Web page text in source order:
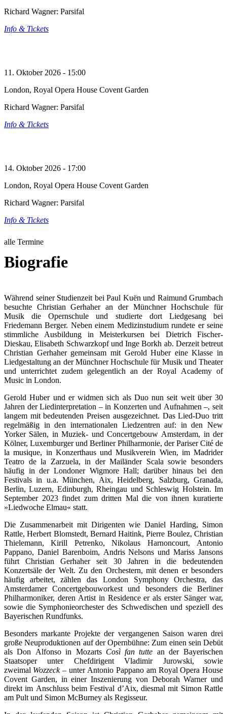
Richard Wagner: Parsifal
Info & Tickets
11. Oktober 2026 - 15:00
London, Royal Opera House Covent Garden
Richard Wagner: Parsifal
Info & Tickets
14. Oktober 2026 - 17:00
London, Royal Opera House Covent Garden
Richard Wagner: Parsifal
Info & Tickets
alle Termine
Biografie
Während seiner Studienzeit bei Paul Kuën und Raimund Grumbach
besuchte Christian Gerhaher an der Münchner Hochschule für
Musik die Opernschule und studierte dort Liedgesang bei
Friedemann Berger. Neben einem Medizinstudium rundete er seine
stimmliche Ausbildung in Meisterkursen bei Dietrich Fischer-
Dieskau, Elisabeth Schwarzkopf und Inge Borkh ab. Derzeit betreut
Christian Gerhaher gemeinsam mit Gerold Huber eine Klasse in
Liedgestaltung an der Münchner Hochschule für Musik und Theater
und unterrichtet zudem gelegentlich an der Royal Academy of
Music in London.
Gerold Huber und er widmen sich als Duo nun seit weit über 30
Jahren der Liedinterpretation – in Konzerten und Aufnahmen –, seit
langem mit bedeutenden Preisen ausgezeichnet. Das Lied-Duo tritt
regelmäßig in den internationalen Liedzentren auf: in den New
Yorker Sälen, in Muziek- und Concertgebouw Amsterdam, in der
Kölner, Luxemburger und Berliner Philharmonie, der Pariser Cité de
la musique, in Konzerthaus und Musikverein Wien, im Madrider
Teatro de la Zarzuela, in der Mailänder Scala sowie besonders
häufig in der Londoner Wigmore Hall; darüber hinaus bei den
Festivals in u.a. München, Aix, Heidelberg, Salzburg, Granada,
Berlin, Luzern, Edinburgh, Rheingau und Schleswig Holstein. Im
September 2023 findet zum dritten Mal die von ihnen kuratierte
»Liedwoche Elmau« statt.
Die Zusammenarbeit mit Dirigenten wie Daniel Harding, Simon
Rattle, Herbert Blomstedt, Bernard Haitink, Pierre Boulez, Christian
Thielemann, Kirill Petrenko, Nikolaus Harnoncourt, Antonio
Pappano, Daniel Barenboim, Andris Nelsons und Mariss Jansons
führt Christian Gerhaher seit 30 Jahren in die bedeutenden
Konzertsäle der Welt. Zu den Orchestern, mit denen er besonders
häufig arbeitet, zählen das London Symphony Orchestra, das
Amsterdamer Concertgebouworkest und besonders die Berliner
Philharmoniker, deren Artist in Residence er als erster Sänger war,
sowie die Symphonieorchester des Schwedischen und speziell des
Bayerischen Rundfunks.
Besonders markante Projekte der vergangenen Saison waren drei
große Neuproduktionen auf der Opernbühne: Zum einen sein Debüt
als Don Alfonso in Mozarts Così fan tutte an der Bayerischen
Staatsoper unter Chefdirigent Vladimir Jurowski, sowie
zweimal Wozzeck– unter Antonio Pappano am Royal Opera House
Covent Garden, in einer Inszenierung von Deborah Warner und
direkt im Anschluss beim Festival d’Aix, diesmal mit Simon Rattle
am Pult und Simon McBurney als Regisseur.